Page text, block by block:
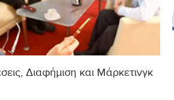
Διαφήμιση και Μάρκετινγκ